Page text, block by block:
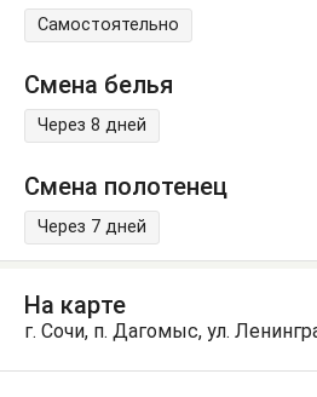
Самостоятельно
Смена белья
Через 8 дней
Смена полотенец
Через 7 дней
На карте
г. Сочи, п. Дагомыс, ул.